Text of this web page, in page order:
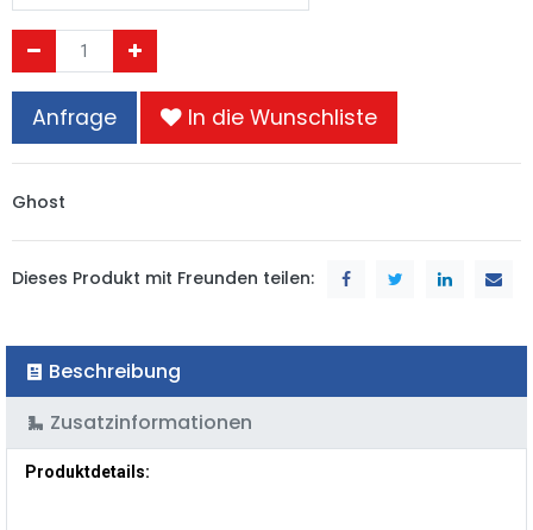
Anfrage In die Wunschliste
Ghost
Dieses Produkt mit Freunden teilen:
Beschreibung
Zusatzinformationen
Produktdetails: